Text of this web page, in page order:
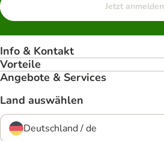
Jetzt anmelden
Info & Kontakt
Vorteile
Angebote & Services
Land auswählen
Deutschland / de